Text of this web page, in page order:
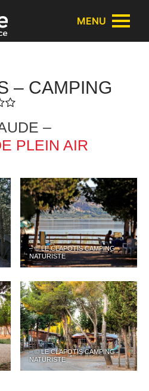
MENU
– CAMPING
–
PLEIN AIR
– © LE CLAPOTIS CAMPING
NATURISTE
– © LE CLAPOTIS CAMPING
NATURISTE